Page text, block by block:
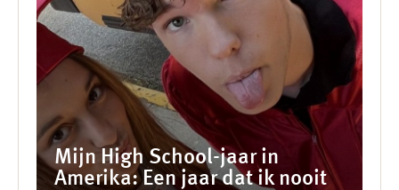
Mijn High School-jaar in
Amerika: Een jaar dat ik nooit